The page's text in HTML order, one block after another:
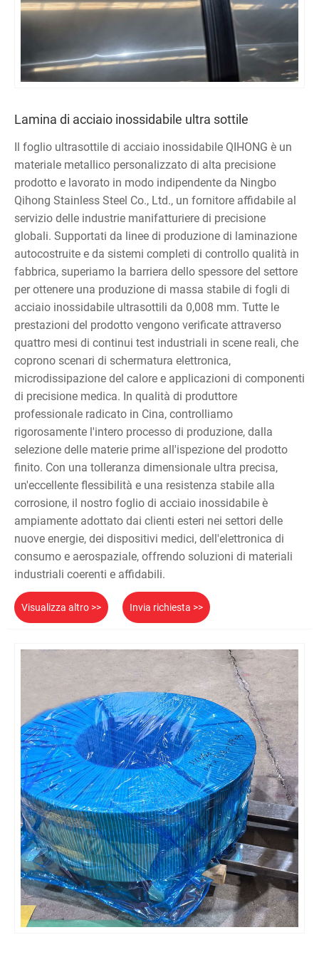
Lamina di acciaio inossidabile ultra sottile
Il foglio ultrasottile di acciaio inossidabile QIHONG è un
materiale metallico personalizzato di alta precisione
prodotto e lavorato in modo indipendente da Ningbo
Qihong Stainless Steel Co., Ltd., un fornitore affidabile al
servizio delle industrie manifatturiere di precisione
globali. Supportati da linee di produzione di laminazione
autocostruite e da sistemi completi di controllo qualità in
fabbrica, superiamo la barriera dello spessore del settore
per ottenere una produzione di massa stabile di fogli di
acciaio inossidabile ultrasottili da 0,008 mm. Tutte le
prestazioni del prodotto vengono verificate attraverso
quattro mesi di continui test industriali in scene reali, che
coprono scenari di schermatura elettronica,
microdissipazione del calore e applicazioni di componenti
di precisione medica. In qualità di produttore
professionale radicato in Cina, controlliamo
rigorosamente l'intero processo di produzione, dalla
selezione delle materie prime all'ispezione del prodotto
finito. Con una tolleranza dimensionale ultra precisa,
un'eccellente flessibilità e una resistenza stabile alla
corrosione, il nostro foglio di acciaio inossidabile è
ampiamente adottato dai clienti esteri nei settori delle
nuove energie, dei dispositivi medici, dell'elettronica di
consumo e aerospaziale, offrendo soluzioni di materiali
industriali coerenti e affidabili.
Visualizza altro >> Invia richiesta >>